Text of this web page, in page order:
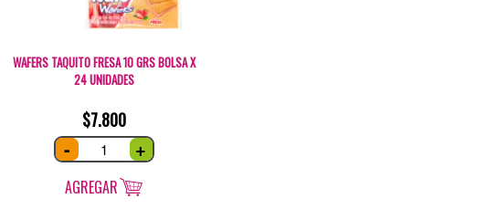
WAFERS TAQUITO FRESA 10 GRS BOLSA X
24 UNIDADES
$7.800
- Wafers
Taquito
Fresa
grs
bolsa
+
AGREGAR